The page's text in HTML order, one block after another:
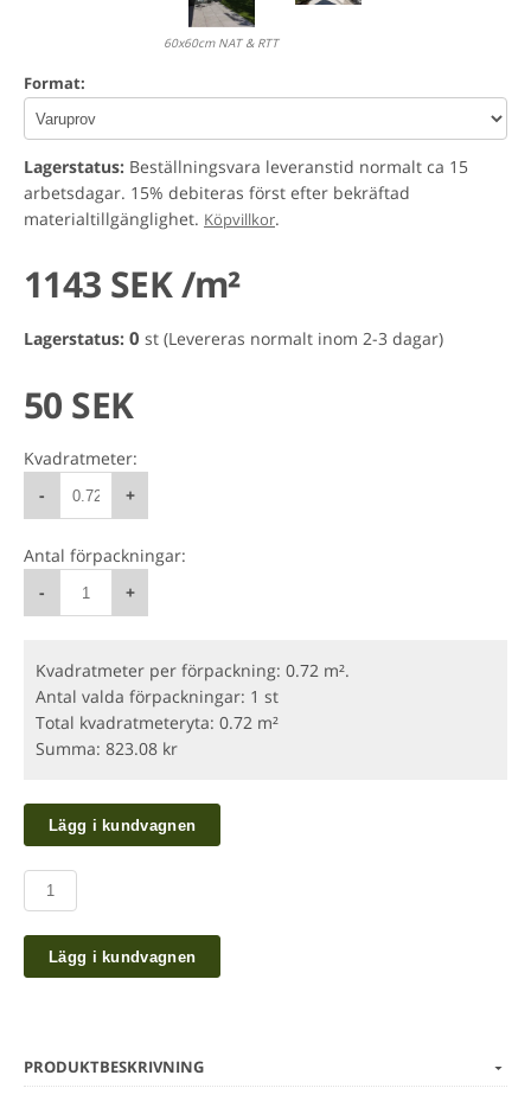
60x60cm NAT & RTT
Format:
Lagerstatus: Beställningsvara leveranstid normalt ca 15
arbetsdagar. 15% debiteras först efter bekräftad
materialtillgänglighet. Köpvillkor.
1143 SEK /m²
Lagerstatus: 0 st (Levereras normalt inom 2-3 dagar)
50 SEK
Kvadratmeter:
-
+
Antal förpackningar:
-
+
Kvadratmeter per förpackning: 0.72 m².
Antal valda förpackningar: 1 st
Total kvadratmeteryta: 0.72 m²
Summa: 823.08 kr
Lägg i kundvagnen
Lägg i kundvagnen
PRODUKTBESKRIVNING